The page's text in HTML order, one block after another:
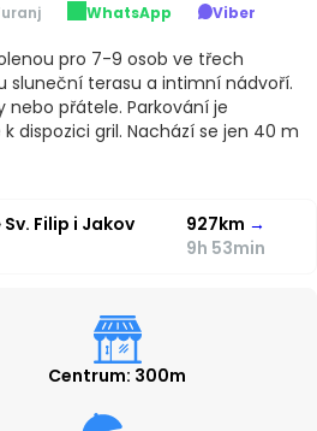
WhatsApp Viber
pro 7-9 osob ve třech
sluneční terasu a intimní nádvoří.
nebo přátele. Parkování je
dispozici gril. Nachází se jen 40 m
Sv. Filip i Jakov 927km →
9h 53min
Centrum: 300m